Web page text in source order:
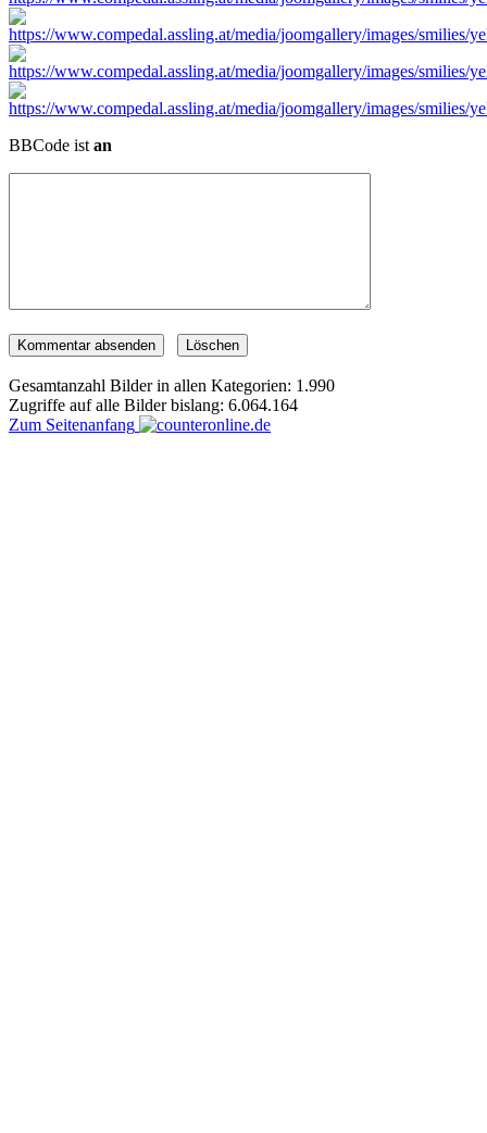
BBCode ist an
Gesamtanzahl Bilder in allen Kategorien: 1.990
Zugriffe auf alle Bilder bislang: 6.064.164
Zum Seitenanfang